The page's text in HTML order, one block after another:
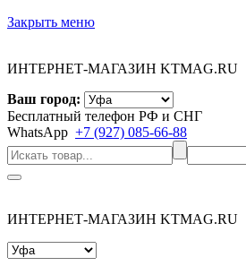
Закрыть меню
ИНТЕРНЕТ-МАГАЗИН KTMAG.RU
Ваш город:
Бесплатный телефон РФ и СНГ
WhatsApp +7 (927) 085-66-88
ИНТЕРНЕТ-МАГАЗИН KTMAG.RU